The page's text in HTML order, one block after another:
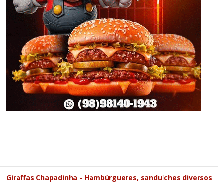
Giraffas Chapadinha - Hambúrgueres, sanduíches diversos